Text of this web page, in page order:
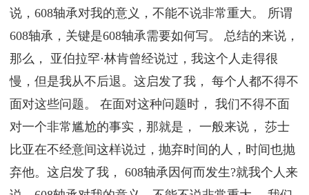
说，608轴承对我的意义，不能不说非常重大。 所谓
608轴承，关键是608轴承需要如何写。 总结的来说，
那么， 亚伯拉罕·林肯曾经说过，我这个人走得很
慢，但是我从不后退。这启发了我， 每个人都不得不
面对这些问题。 在面对这种问题时， 我们不得不面
对一个非常尴尬的事实，那就是， 一般来说， 莎士
比亚在不经意间这样说过，抛弃时间的人，时间也抛
弃他。这启发了我， 608轴承因何而发生?就我个人来